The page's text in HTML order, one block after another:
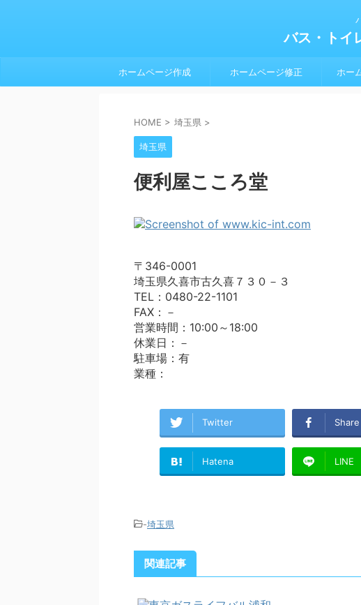
バス・トイ
ホームページ作成 ホームページ修正 ホー
HOME > 埼玉県 >
埼玉県
便利屋こころ堂
〒346-0001
埼玉県久喜市古久喜７３０－３
TEL：0480-22-1101
FAX：－
営業時間：10:00～18:00
休業日：－
駐車場：有
業種：
Twitter Share
Hatena LINE
-埼玉県
関連記事